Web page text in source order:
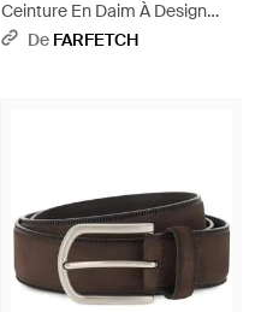
Ceinture En Daim À Design
Tissé - Marron
De FARFETCH